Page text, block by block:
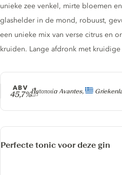
Producer
Ποτοποιία Avantes,
ABV
45,7%
unieke zee venkel, mirte bloemen
glashelder in de mond, robuust,
een unieke mix van verse citrus en
kruiden. Lange afdronk met kruidige
Perfecte tonic voor deze gin